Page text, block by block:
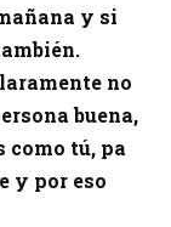
y si
no
buena,
como tú, pa
y por eso